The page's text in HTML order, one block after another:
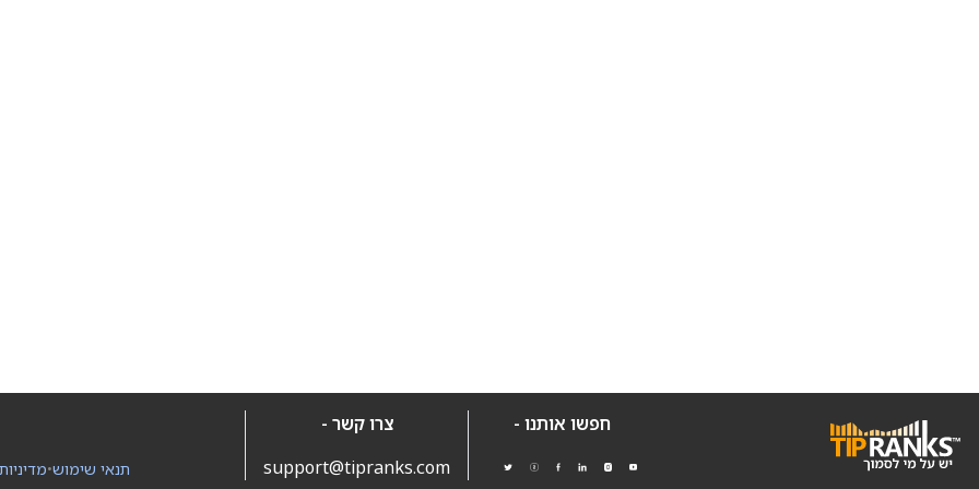
חפשו אותנו -
צרו קשר -
support@tipranks.com
•תנאי שימוש